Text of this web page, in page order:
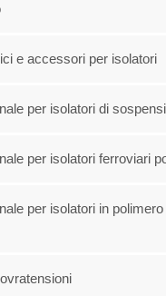
e accessori per isolatori
per isolatori di
per isolatori ferroviari
per isolatori in